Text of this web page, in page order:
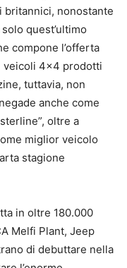
britannici, nonostante
quest’ultimo
compone l’offerta
veicoli 4×4 prodotti
tuttavia, non
anche come
oltre a
miglior veicolo
stagione
in oltre 180.000
Melfi Plant, Jeep
di debuttare nella